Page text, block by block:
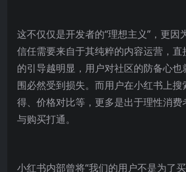
这不仅仅是开发者的“理想主义”，更因
信任需要来自于其纯粹的内容运营，
的引导越明显，用户对社区的防备心
围必然受到损失。而用户在小红书上
得、价格对比等，更多是出于理性消
与购买打通。
小红书内部曾将“我们的用户不是为了